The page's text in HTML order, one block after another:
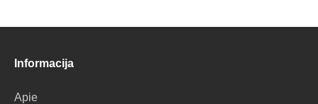
Informacija
Apie